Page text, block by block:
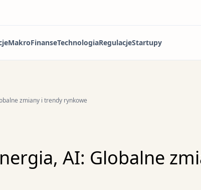
MakroFinanseTechnologiaRegulacjeStartupy
zmiany i trendy rynkowe
AI: Globalne